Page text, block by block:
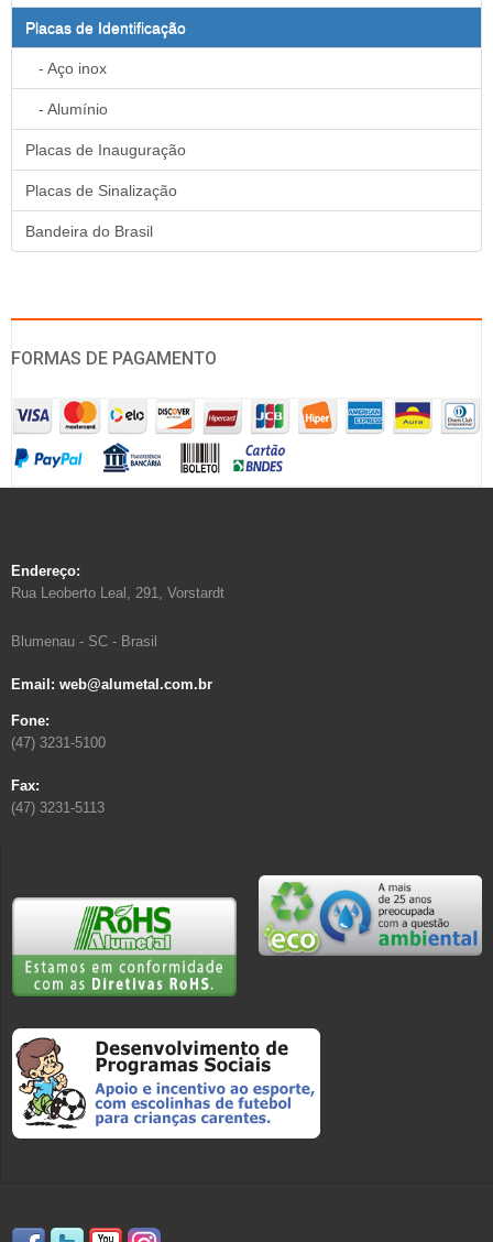
Placas de Identificação
- Aço inox
- Alumínio
Placas de Inauguração
Placas de Sinalização
Bandeira do Brasil
FORMAS DE PAGAMENTO
Endereço:
Rua Leoberto Leal, 291, Vorstardt
Blumenau - SC - Brasil
Email: web@alumetal.com.br
Fone:
(47) 3231-5100
Fax:
(47) 3231-5113